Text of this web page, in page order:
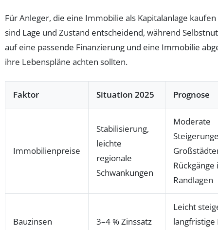
Für Anleger, die eine Immobilie als Kapitalanlage
sind Lage und Zustand entscheidend, während
auf eine passende Finanzierung und eine Immobilie
ihre Lebenspläne achten sollten.
Faktor Situation 2025 Prognose
Immobilienpreise
Stabilisierung,
leichte
regionale
Schwankungen
Moderate
Rückgänge
Randlagen
Bauzinsen 3–4 % Zinssatz
Leicht
langfristige